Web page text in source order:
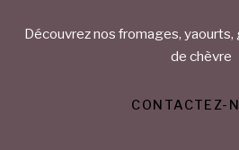
Découvrez nos fromages, yaourts,
de chèvre
CONTACTEZ-